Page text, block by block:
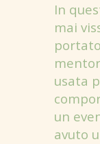
In
mai
usata
un
avuto